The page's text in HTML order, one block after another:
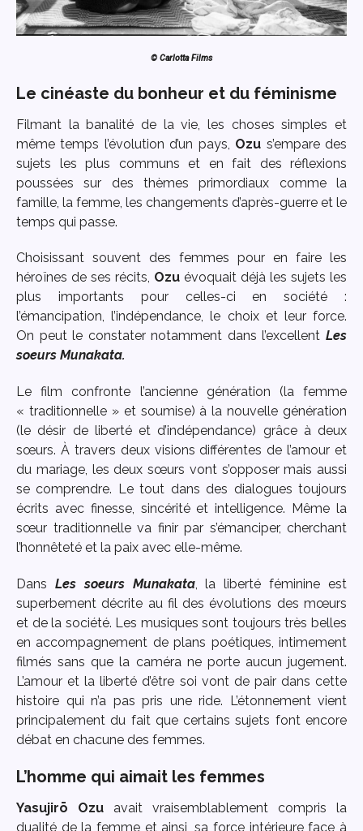
© Carlotta Films
Le cinéaste du bonheur et du féminisme
Filmant la banalité de la vie, les choses simples et
même temps l’évolution d’un pays, Ozu s’empare des
sujets les plus communs et en fait des réflexions
poussées sur des thèmes primordiaux comme la
famille, la femme, les changements d’après-guerre et le
temps qui passe.
Choisissant souvent des femmes pour en faire les
héroïnes de ses récits, Ozu évoquait déjà les sujets les
plus importants pour celles-ci en société :
l’émancipation, l’indépendance, le choix et leur force.
On peut le constater notamment dans l’excellent Les
soeurs Munakata.
Le film confronte l’ancienne génération (la femme
« traditionnelle » et soumise) à la nouvelle génération
(le désir de liberté et d’indépendance) grâce à deux
sœurs. À travers deux visions différentes de l’amour et
du mariage, les deux sœurs vont s’opposer mais aussi
se comprendre. Le tout dans des dialogues toujours
écrits avec finesse, sincérité et intelligence. Même la
sœur traditionnelle va finir par s’émanciper, cherchant
l’honnêteté et la paix avec elle-même.
Dans Les soeurs Munakata, la liberté féminine est
superbement décrite au fil des évolutions des mœurs
et de la société. Les musiques sont toujours très belles
en accompagnement de plans poétiques, intimement
filmés sans que la caméra ne porte aucun jugement.
L’amour et la liberté d’être soi vont de pair dans cette
histoire qui n’a pas pris une ride. L’étonnement vient
principalement du fait que certains sujets font encore
débat en chacune des femmes.
L’homme qui aimait les femmes
Yasujirō Ozu avait vraisemblablement compris la
dualité de la femme et ainsi, sa force intérieure face à